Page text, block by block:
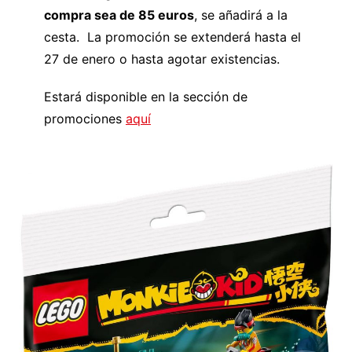
compra sea de 85 euros, se añadirá a la
cesta. La promoción se extenderá hasta el
27 de enero o hasta agotar existencias.
Estará disponible en la sección de
promociones aquí